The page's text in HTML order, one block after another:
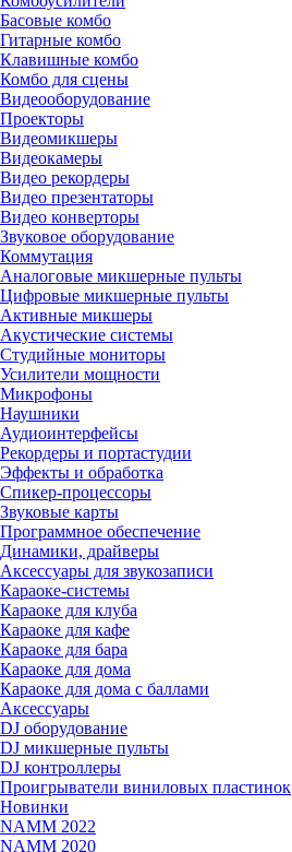
Басовые комбо
Гитарные комбо
Клавишные комбо
Комбо для сцены
Видеооборудование
Проекторы
Видеомикшеры
Видеокамеры
Видео рекордеры
Видео презентаторы
Видео конверторы
Звуковое оборудование
Коммутация
Аналоговые микшерные пульты
Цифровые микшерные пульты
Активные микшеры
Акустические системы
Студийные мониторы
Усилители мощности
Микрофоны
Наушники
Аудиоинтерфейсы
Рекордеры и портастудии
Эффекты и обработка
Спикер-процессоры
Звуковые карты
Программное обеспечение
Динамики, драйверы
Аксессуары для звукозаписи
Караоке-системы
Караоке для клуба
Караоке для кафе
Караоке для бара
Караоке для дома
Караоке для дома с баллами
Аксессуары
DJ оборудование
DJ микшерные пульты
DJ контроллеры
Проигрыватели виниловых пластинок
Новинки
NAMM 2022
NAMM 2020